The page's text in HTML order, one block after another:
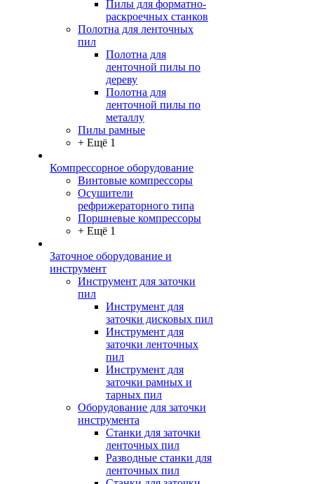
Пилы для форматно-
раскроечных станков
Полотна для ленточных
пил
Полотна для
ленточной пилы по
дереву
Полотна для
ленточной пилы по
металлу
Пилы рамные
+ Ещё 1
Компрессорное оборудование
Винтовые компрессоры
Осушители
рефрижераторного типа
Поршневые компрессоры
+ Ещё 1
Заточное оборудование и
инструмент
Инструмент для заточки
пил
Инструмент для
заточки дисковых пил
Инструмент для
заточки ленточных
пил
Инструмент для
заточки рамных и
тарных пил
Оборудование для заточки
инструмента
Станки для заточки
ленточных пил
Разводные станки для
ленточных пил